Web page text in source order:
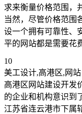
求来衡量价格范围，
当然，尽管价格范围
设一个拥有可靠性、
平的网站都是需要花
10
美工设计,高港区,网站
高港区网站建设开发
的企业和机构意识到
江苏省连云港市下属